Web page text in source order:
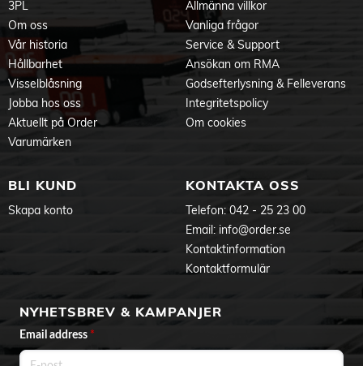
3PL
Om oss
Vår historia
Hållbarhet
Visselblåsning
Jobba hos oss
Aktuellt på Order
Varumärken
Allmänna villkor
Vanliga frågor
Service & Support
Ansökan om RMA
Godsefterlysning & Felleverans
Integritetspolicy
Om cookies
BLI KUND
Skapa konto
KONTAKTA OSS
Telefon: 042 - 25 23 00
Email: info@order.se
Kontaktinformation
Kontaktformulär
NYHETSBREV & KAMPANJER
Email address *